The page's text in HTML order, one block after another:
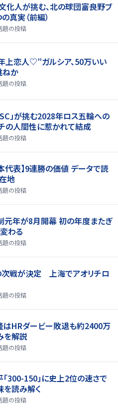
化人が挑む、北の球団――富良野ブ
真実（前編）
題の投稿
上恋人♡”ガルシア、50万いい
か
題の投稿
」が挑む2028年ロス五輪への
の人間性に惹かれて結成
題の投稿
代表】9連勝の価値 データで読
地
題の投稿
元年が8月開幕 初の年度またぎ
わる
題の投稿
次戦が決定 上海でアオリチロ
題の投稿
はHRダービー敗退も約2400万
を解説
題の投稿
「300-150」に史上2位の速さで
読み解く
題の投稿